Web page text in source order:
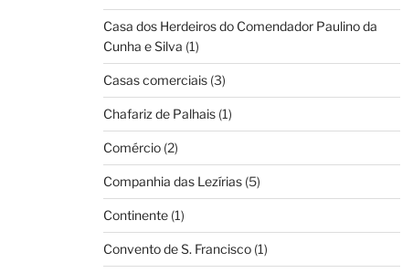
Casa dos Herdeiros do Comendador Paulino da
Cunha e Silva (1)
Casas comerciais(3)
Chafariz de Palhais(1)
Comércio(2)
Companhia das Lezírias(5)
Continente(1)
Convento de S. Francisco(1)